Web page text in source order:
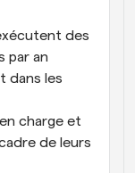
des
par an
dans les
charge et
de leurs